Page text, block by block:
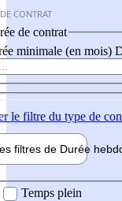
CONTRAT
de contrat
minimale (en mois)
le filtre du type de
filtres de Durée
Temps plein